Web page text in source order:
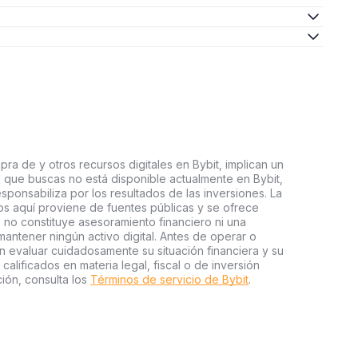
de y otros recursos digitales en Bybit, implican un
buscas no está disponible actualmente en Bybit,
por los resultados de las inversiones. La
aquí proviene de fuentes públicas y se ofrece
constituye asesoramiento financiero ni una
ningún activo digital. Antes de operar o
cuidadosamente su situación financiera y su
en materia legal, fiscal o de inversión
consulta los Términos de servicio de Bybit.